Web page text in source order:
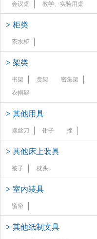
会议桌 教学、实验用桌
> 柜类
茶水柜
> 架类
书架 货架
密集架
衣帽架
> 其他用具
螺丝刀 钳子 挫
> 其他床上装具
被子 枕头
> 室内装具
窗帘
> 其他纸制文具